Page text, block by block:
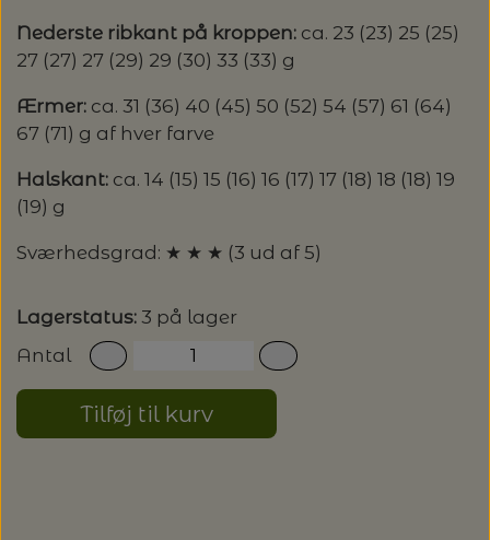
Nederste ribkant på kroppen: ca. 23 (23) 25 (25)
27 (27) 27 (29) 29 (30) 33 (33) g
Ærmer: ca. 31 (36) 40 (45) 50 (52) 54 (57) 61 (64)
67 (71) g af hver farve
Halskant: ca. 14 (15) 15 (16) 16 (17) 17 (18) 18 (18) 19
(19) g
Sværhedsgrad: ★ ★ ★ (3 ud af 5)
Lagerstatus: 3 på lager
Antal
Tilføj til kurv